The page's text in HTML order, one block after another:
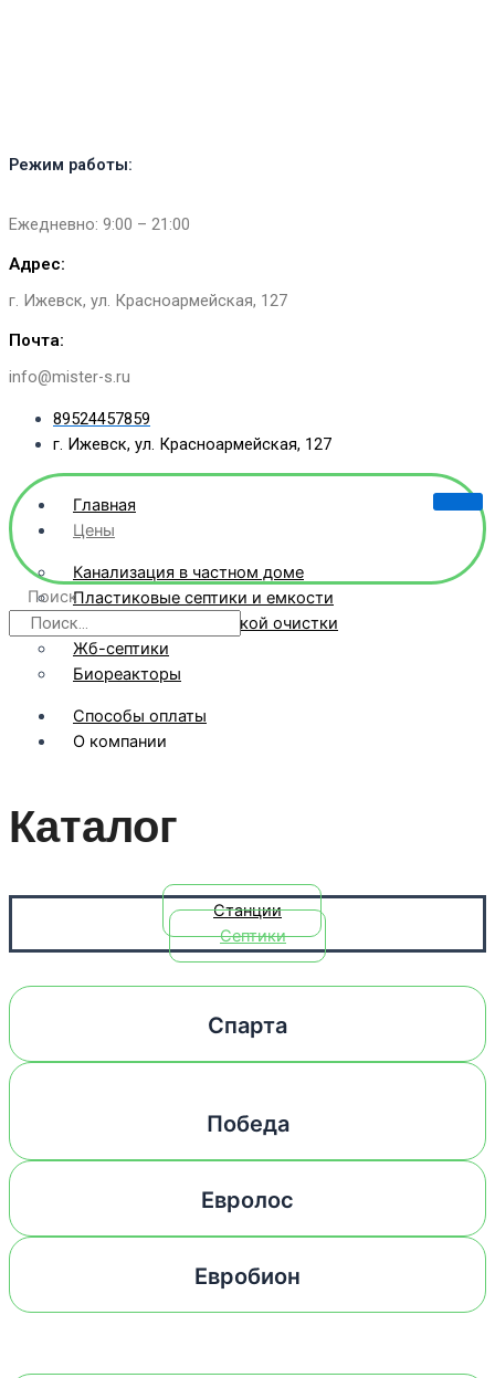
Режим работы:
Ежедневно: 9:00 – 21:00
Адрес:
г. Ижевск, ул. Красноармейская, 127​
Почта:
info@mister-s.ru
89524457859
г. Ижевск, ул. Красноармейская, 127
Главная
Цены
Канализация в частном доме
Пластиковые септики и емкости
Станции биологической очистки
Жб-септики
Биореакторы
Способы оплаты
О компании
Поиск
Каталог
Станции
Септики
Спарта
Победа
Евролос
Евробион